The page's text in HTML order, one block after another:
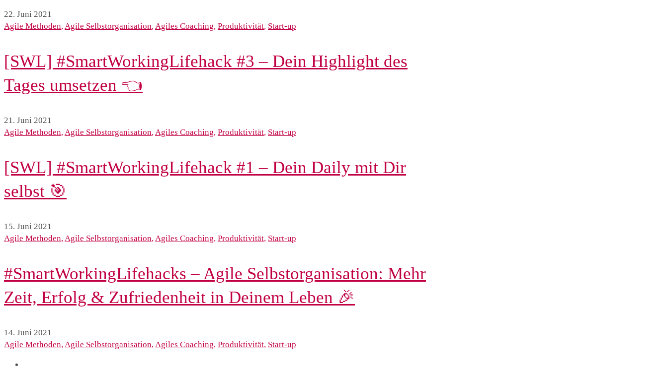
22. Juni 2021
Agile Methoden,Agile Selbstorganisation,Agiles Coaching, Produktivität, Start-up
[SWL] #SmartWorkingLifehack #3 – Dein Highlight des
Tages umsetzen 👈
21. Juni 2021
Agile Methoden,Agile Selbstorganisation,Agiles Coaching, Produktivität, Start-up
[SWL] #SmartWorkingLifehack #1 – Dein Daily mit Dir
selbst 🎯
15. Juni 2021
Agile Methoden,Agile Selbstorganisation,Agiles Coaching, Produktivität, Start-up
#SmartWorkingLifehacks – Agile Selbstorganisation: Mehr
Zeit, Erfolg & Zufriedenheit in Deinem Leben 🎉
14. Juni 2021
Agile Methoden,Agile Selbstorganisation,Agiles Coaching, Produktivität, Start-up